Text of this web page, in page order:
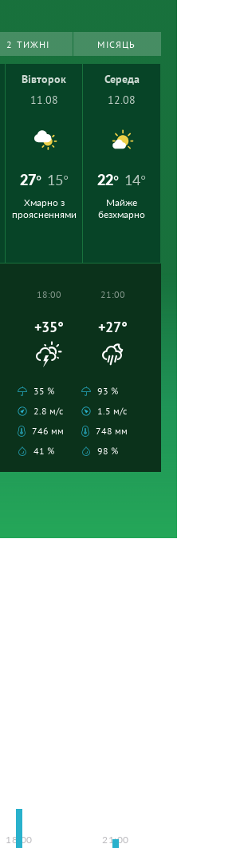
2 ТИЖНІ МІСЯЦЬ
Вівторок
11.08
27° 15°
Хмарно з
проясненнями
Середа
12.08
22° 14°
Майже
безхмарно
18:00
+35°
35 %
2.8 м/с
746 мм
41 %
21:00
+27°
93 %
1.5 м/с
748 мм
98 %
18:00 21:00